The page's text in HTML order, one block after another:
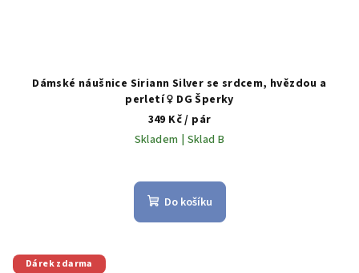
Dámské náušnice Siriann Silver se srdcem, hvězdou a
perletí ♀️ DG Šperky
349 Kč/ pár
Skladem | Sklad B
Do košíku
Dárek zdarma